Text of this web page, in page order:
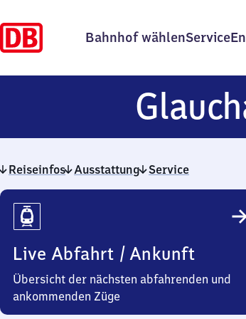
Bahnhof wählenService
Reiseinfos Ausstattung Service
Reiseinfos
Live Abfahrt / Ankunft
Übersicht der nächsten abfahrenden und
ankommenden Züge